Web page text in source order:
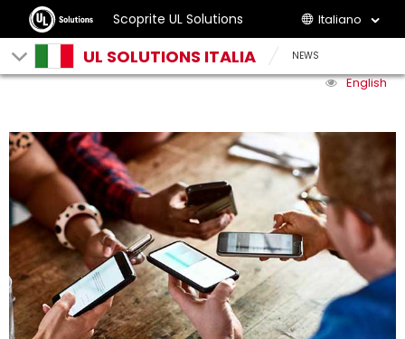
Scoprite UL Solutions Italiano
UL SOLUTIONS ITALIA NEWS
English